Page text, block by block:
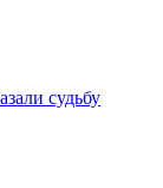
судьбу